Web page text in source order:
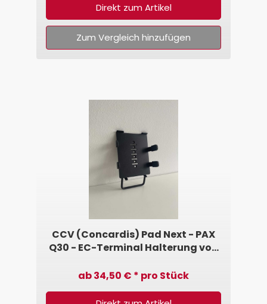
Direkt zum Artikel
Zum Vergleich hinzufügen
CCV (Concardis) Pad Next - PAX
Q30 - EC-Terminal Halterung von
ab 34,50 € * pro Stück